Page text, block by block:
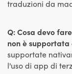
traduzioni da
Q: Cosa devo
non è supportata
supportate
l'uso di app di